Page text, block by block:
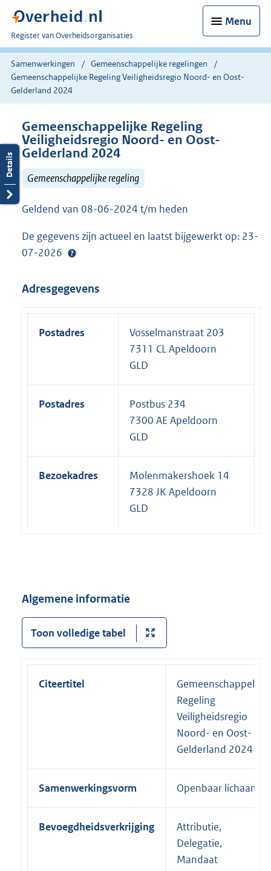
Menu
U
bent
nu
hier:
Register van Overheidsorganisaties
Samenwerkingen
Gemeenschappelijke regelingen
Gemeenschappelijke Regeling Veiligheidsregio Noord- en Oost-
Gelderland 2024
Gemeenschappelijke Regeling
Veiligheidsregio Noord- en Oost-
Gelderland 2024
Gemeenschappelijke regeling
Geldend van 08-06-2024 t/m heden
De gegevens zijn actueel en laatst bijgewerkt op: 23-
07-2026
Adresgegevens
Postadres
Vosselmanstraat 203
7311 CL Apeldoorn
GLD
Postadres
Postbus 234
7300 AE Apeldoorn
GLD
Bezoekadres
Molenmakershoek 14
7328 JK Apeldoorn
GLD
Algemene informatie
Toon volledige tabel
Citeertitel
Gemeenschappelijke
Regeling
Veiligheidsregio
Noord- en Oost-
Gelderland 2024
Samenwerkingsvorm Openbaar lichaam
Bevoegdheidsverkrijging
Attributie,
Delegatie,
Mandaat